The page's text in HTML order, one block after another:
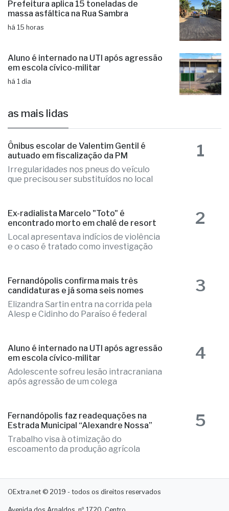
Prefeitura aplica 15 toneladas de
massa asfáltica na Rua Sambra
há 15 horas
Aluno é internado na UTI após agressão
em escola cívico-militar
há 1 dia
as mais lidas
Ônibus escolar de Valentim Gentil é
autuado em fiscalização da PM
Irregularidades nos pneus do veículo
que precisou ser substituídos no local
1
Ex-radialista Marcelo "Toto" é
encontrado morto em chalé de resort
Local apresentava indícios de violência
e o caso é tratado como investigação
2
Fernandópolis confirma mais três
candidaturas e já soma seis nomes
Elizandra Sartin entra na corrida pela
Alesp e Cidinho do Paraíso é federal
3
Aluno é internado na UTI após agressão
em escola cívico-militar
Adolescente sofreu lesão intracraniana
após agressão de um colega
4
Fernandópolis faz readequações na
Estrada Municipal “Alexandre Nossa”
Trabalho visa à otimização do
escoamento da produção agrícola
5
OExtra.net © 2019 - todos os direitos reservados